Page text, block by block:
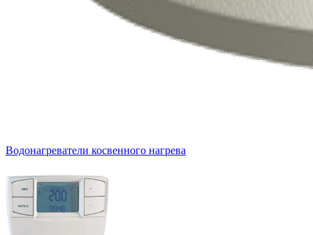
Водонагреватели косвенного нагрева